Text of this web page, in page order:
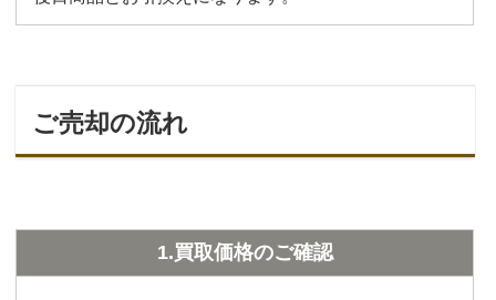
ご売却の流れ
1.買取価格のご確認